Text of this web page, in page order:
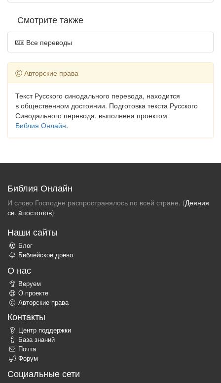
Смотрите также
Все переводы
Авторские права
Текст Русского синодального перевода, находится
в общественном достоянии. Подготовка текста Русского
Синодального перевода, выполнена проектом
Библия Онлайн.
Библия Онлайн
И слово Господне распространялось по всей стране. (Деяния
св. aпостолов)
Наши сайты
Блог
Библейское древо
О нас
Веруем
О проекте
Авторские права
Контакты
Центр поддержки
База знаний
Почта
Форум
Социальные сети